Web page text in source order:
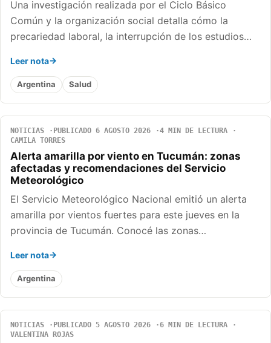
Una investigación realizada por el Ciclo Básico
Común y la organización social detalla cómo la
precariedad laboral, la interrupción de los estudios…
Leer nota
Argentina Salud
NOTICIAS PUBLICADO 6 AGOSTO 2026
4 MIN DE LECTURA
CAMILA TORRES
Alerta amarilla por viento en Tucumán: zonas
afectadas y recomendaciones del Servicio
Meteorológico
El Servicio Meteorológico Nacional emitió un alerta
amarilla por vientos fuertes para este jueves en la
provincia de Tucumán. Conocé las zonas…
Leer nota
Argentina
NOTICIAS PUBLICADO 5 AGOSTO 2026
6 MIN DE LECTURA
VALENTINA ROJAS